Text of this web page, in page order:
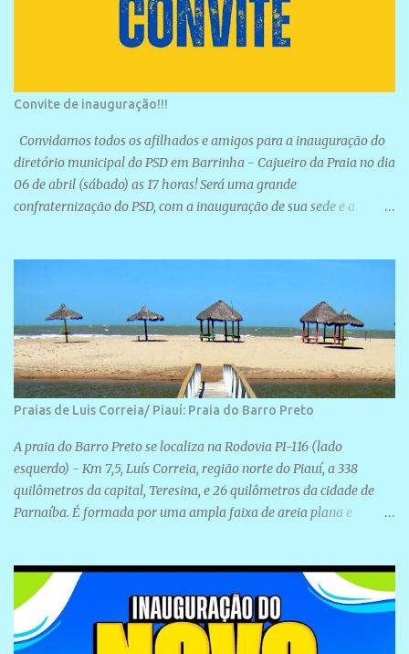
Convite de inauguração!!!
Convidamos todos os afilhados e amigos para a inauguração do
diretório municipal do PSD em Barrinha - Cajueiro da Praia no dia
06 de abril (sábado) as 17 horas! Será uma grande
confraternização do PSD, com a inauguração de sua sede e a
Praias de Luis Correia/ Piauí: Praia do Barro Preto
A praia do Barro Preto se localiza na Rodovia PI-116 (lado
esquerdo) - Km 7,5, Luís Correia, região norte do Piauí, a 338
quilômetros da capital, Teresina, e 26 quilômetros da cidade de
Parnaíba. É formada por uma ampla faixa de areia plana e
devido ao extensivo molhe de pedras que não chegam a 2 metros
de altura, não apresentando dunas em seu espaço geográfico. Não
se sabe ao certo porque a praia leva esse nome, e muitas das suas
historias foram esquecidas ao longo do tempo. A praia é